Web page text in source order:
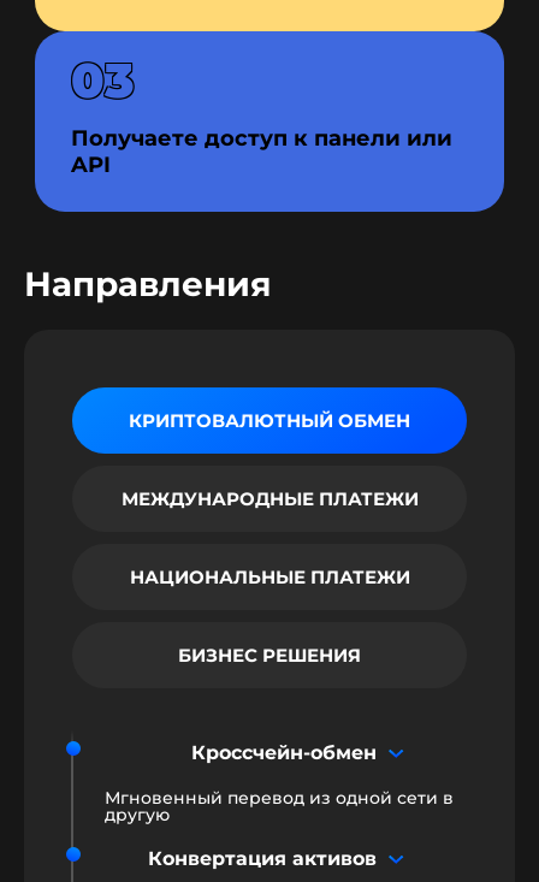
03
Получаете доступ к панели или
API
Направления
КРИПТОВАЛЮТНЫЙ ОБМЕН
МЕЖДУНАРОДНЫЕ ПЛАТЕЖИ
НАЦИОНАЛЬНЫЕ ПЛАТЕЖИ
БИЗНЕС РЕШЕНИЯ
Кроссчейн-обмен
Мгновенный перевод из одной сети в
другую
Конвертация активов